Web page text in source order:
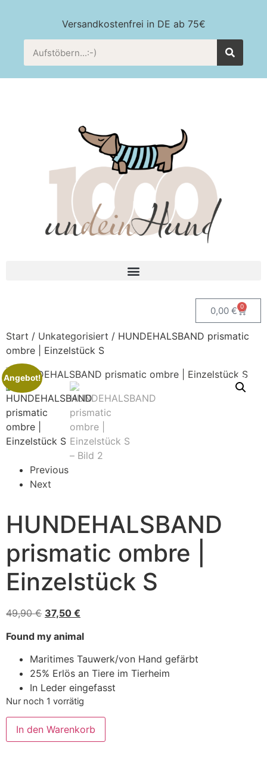
Versandkostenfrei in DE ab 75€
0,00 € 0
Start / Unkategorisiert / HUNDEHALSBAND prismatic
ombre | Einzelstück S
Angebot!
Previous
Next
HUNDEHALSBAND
prismatic ombre |
Einzelstück S
49,90€ 37,50 €
Found my animal
Maritimes Tauwerk/von Hand gefärbt
25% Erlös an Tiere im Tierheim
In Leder eingefasst
Nur noch 1 vorrätig
In den Warenkorb